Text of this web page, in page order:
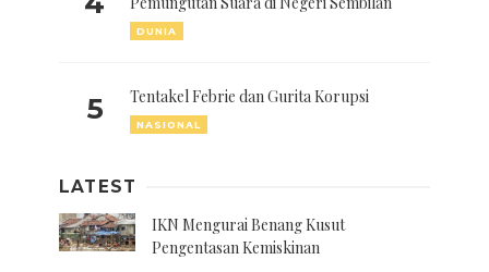
DUNIA
5 Tentakel Febrie dan Gurita Korupsi
NASIONAL
LATEST
IKN Mengurai Benang Kusut
Pengentasan Kemiskinan